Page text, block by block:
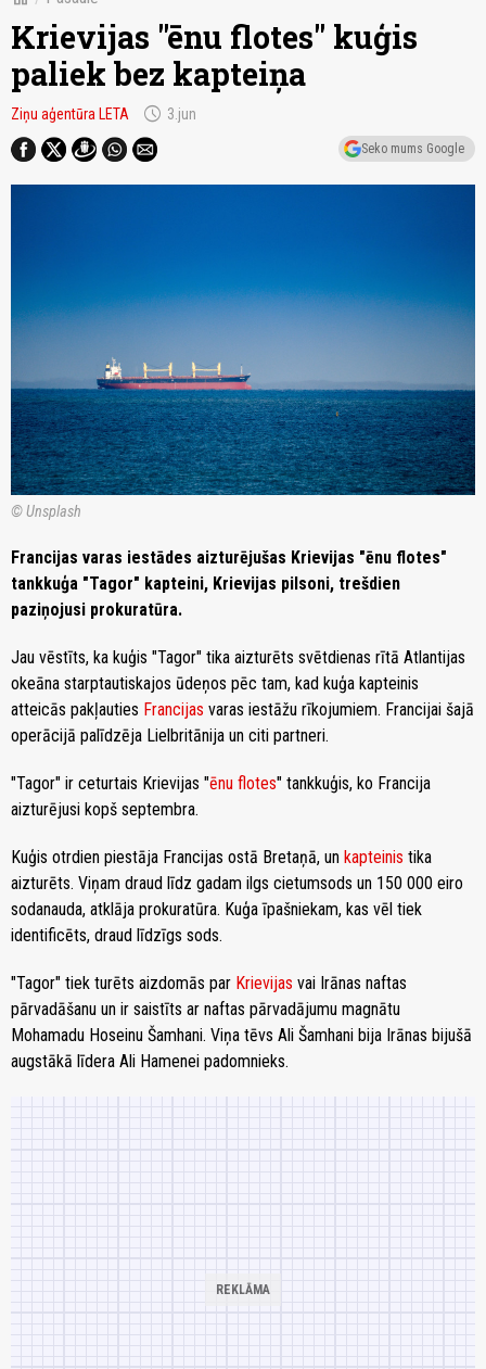
Krievijas "ēnu flotes" kuģis
paliek bez kapteiņa
Ziņu aģentūra LETA schedule 3.jun
Seko mums Google
© Unsplash
Francijas varas iestādes aizturējušas Krievijas "ēnu flotes"
tankkuģa "Tagor" kapteini, Krievijas pilsoni, trešdien
paziņojusi prokuratūra.
Jau vēstīts, ka kuģis "Tagor" tika aizturēts svētdienas rītā Atlantijas
okeāna starptautiskajos ūdeņos pēc tam, kad kuģa kapteinis
atteicās pakļauties Francijas varas iestāžu rīkojumiem. Francijai šajā
operācijā palīdzēja Lielbritānija un citi partneri.
"Tagor" ir ceturtais Krievijas "ēnu flotes" tankkuģis, ko Francija
aizturējusi kopš septembra.
Kuģis otrdien piestāja Francijas ostā Bretaņā, un kapteinis tika
aizturēts. Viņam draud līdz gadam ilgs cietumsods un 150 000 eiro
sodanauda, atklāja prokuratūra. Kuģa īpašniekam, kas vēl tiek
identificēts, draud līdzīgs sods.
"Tagor" tiek turēts aizdomās par Krievijas vai Irānas naftas
pārvadāšanu un ir saistīts ar naftas pārvadājumu magnātu
Mohamadu Hoseinu Šamhani. Viņa tēvs Ali Šamhani bija Irānas bijušā
augstākā līdera Ali Hamenei padomnieks.